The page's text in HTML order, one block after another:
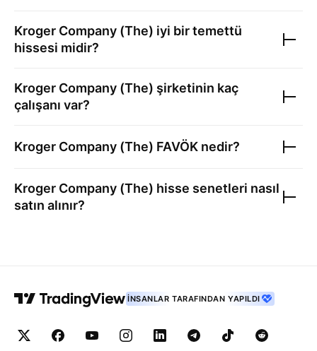
Kroger Company (The) iyi bir temettü
hissesi midir?
Kroger Company (The) şirketinin kaç
çalışanı var?
Kroger Company (The) FAVÖK nedir?
Kroger Company (The) hisse senetleri nasıl
satın alınır?
İNSANLAR TARAFINDAN YAPILDI